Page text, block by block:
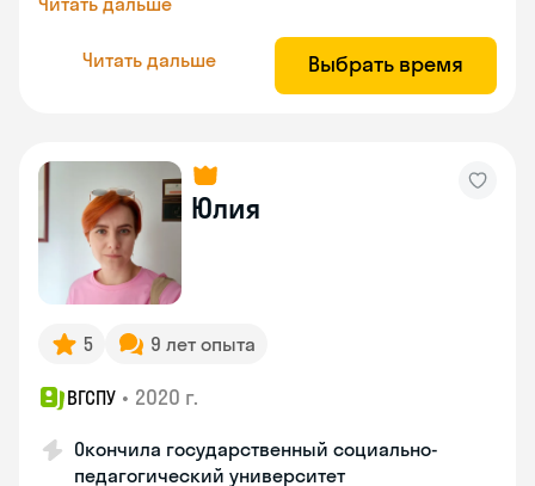
Читать дальше Выбрать время
Юлия
5 9 лет опыта
ВГСПУ • 2020 г.
Окончила государственный социально-
педагогический университет